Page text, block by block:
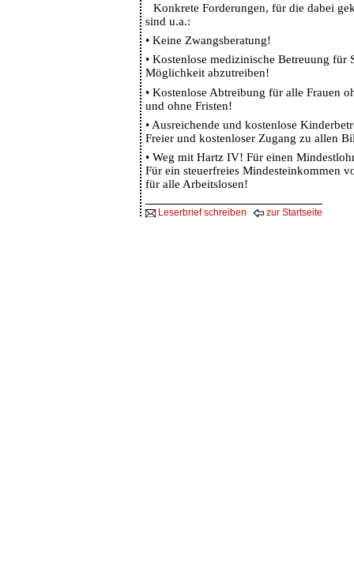
Konkrete Forderungen, für die dabei
sind u.a.:
• Keine Zwangsberatung!
• Kostenlose medizinische Betreuung für
Möglichkeit abzutreiben!
• Kostenlose Abtreibung für alle Frauen
und ohne Fristen!
• Ausreichende und kostenlose
Freier und kostenloser Zugang zu allen
• Weg mit Hartz IV! Für einen
Für ein steuerfreies Mindesteinkommen
für alle Arbeitslosen!
Leserbrief schreiben zur Startseite